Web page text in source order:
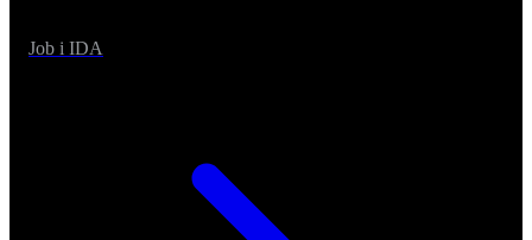
Job i IDA